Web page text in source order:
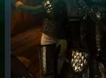
anteriormente.
compilar scripts
com